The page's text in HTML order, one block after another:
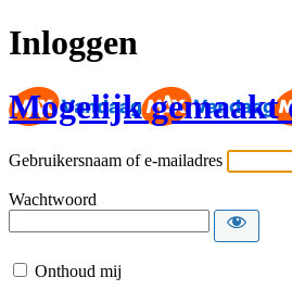
Inloggen
Mogelijk gemaakt
Gebruikersnaam of e-mailadres
Wachtwoord
Onthoud mij